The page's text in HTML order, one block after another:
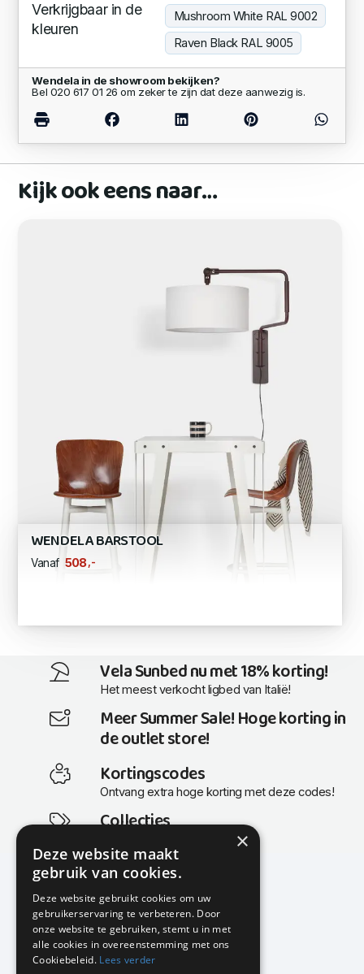
Verkrijgbaar in de
kleuren
Mushroom White RAL 9002
Raven Black RAL 9005
Wendela in de showroom bekijken?
Bel 020 617 01 26 om zeker te zijn dat deze aanwezig is.
Kijk ook eens naar…
WENDELA BARSTOOL
Vanaf 508 ,-
Vela Sunbed nu met 18% korting!
Het meest verkocht ligbed van Italië!
Meer Summer Sale! Hoge korting in
de outlet store!
Kortingscodes
Ontvang extra hoge korting met deze codes!
Collecties
Actuele en populaire collecties
KMP Kantoormeubilair
Airport Business Park
Frankfurtstraat 29-31
1175 RH Lijnden
×
Deze website maakt
gebruik van cookies.
Deze website gebruikt cookies om uw
gebruikerservaring te verbeteren. Door
onze website te gebruiken, stemt u in met
alle cookies in overeenstemming met ons
Cookiebeleid. Lees verder